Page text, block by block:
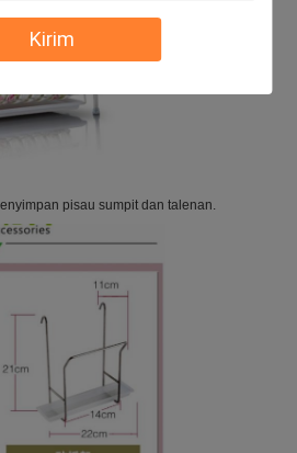
Kirim
pisau sumpit dan talenan.